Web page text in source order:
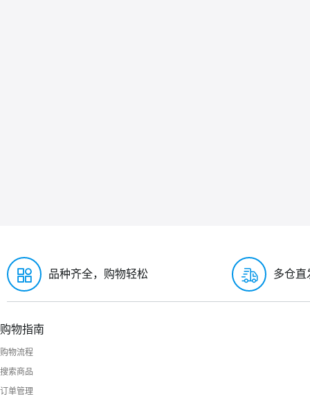
品种齐全，购物轻松 多仓直
购物指南
购物流程
搜索商品
订单管理